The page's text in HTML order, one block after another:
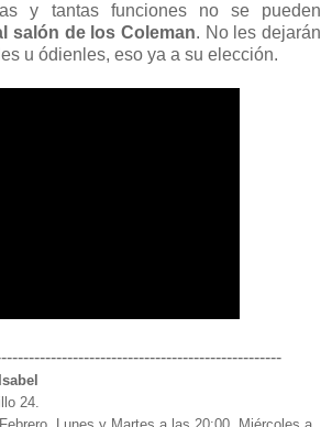
y tantas funciones no se pueden
salón de los Coleman. No les dejarán
u ódienles, eso ya a su elección.
24.